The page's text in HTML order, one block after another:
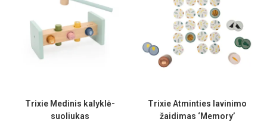
Trixie Medinis kalyklė-
suoliukas
Trixie Atminties lavinimo
žaidimas ‘Memory’